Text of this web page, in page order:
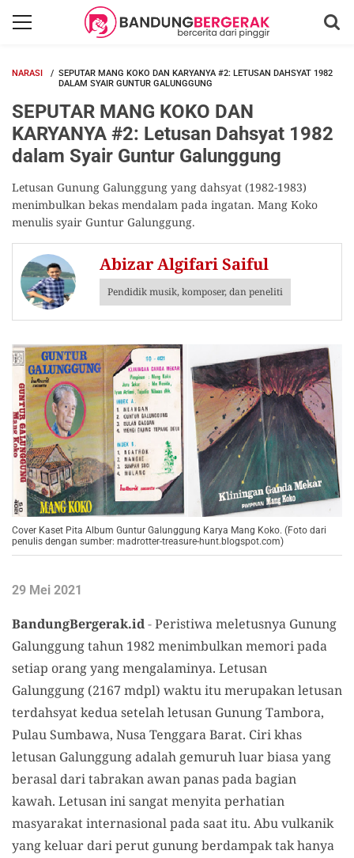
NARASI
SEPUTAR MANG KOKO DAN KARYANYA #2: LETUSAN DAHSYAT 1982
DALAM SYAIR GUNTUR GALUNGGUNG
SEPUTAR MANG KOKO DAN
KARYANYA #2: Letusan Dahsyat 1982
dalam Syair Guntur Galunggung
Letusan Gunung Galunggung yang dahsyat (1982-1983)
menimbulkan bekas mendalam pada ingatan. Mang Koko
menulis syair Guntur Galunggung.
Abizar Algifari Saiful
Pendidik musik, komposer, dan peneliti
Cover Kaset Pita Album Guntur Galunggung Karya Mang Koko. (Foto dari
penulis dengan sumber: madrotter-treasure-hunt.blogspot.com)
29 Mei 2021
BandungBergerak.id-Peristiwa meletusnya Gunung
Galunggung tahun 1982 menimbulkan memori pada
setiap orang yang mengalaminya. Letusan
Galunggung (2167 mdpl) waktu itu merupakan letusan
terdahsyat kedua setelah letusan Gunung Tambora,
Pulau Sumbawa, Nusa Tenggara Barat. Ciri khas
letusan Galunggung adalah gemuruh luar biasa yang
berasal dari tabrakan awan panas pada bagian
kawah. Letusan ini sangat menyita perhatian
masyarakat internasional pada saat itu. Abu vulkanik
yang keluar dari perut gunung berdampak tak hanya